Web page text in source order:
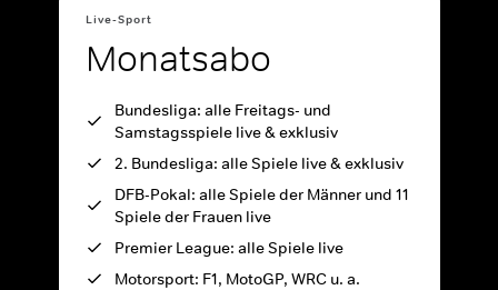
Live-Sport
Monatsabo
Bundesliga: alle Freitags- und
Samstagsspiele live & exklusiv
2. Bundesliga: alle Spiele live & exklusiv
DFB-Pokal: alle Spiele der Männer und 11
Spiele der Frauen live
Premier League: alle Spiele live
Motorsport: F1, MotoGP, WRC u. a.